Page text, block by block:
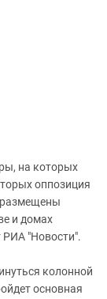
на которых
оппозиция
размещены
и домах
РИА "Новости".
колонной
основная